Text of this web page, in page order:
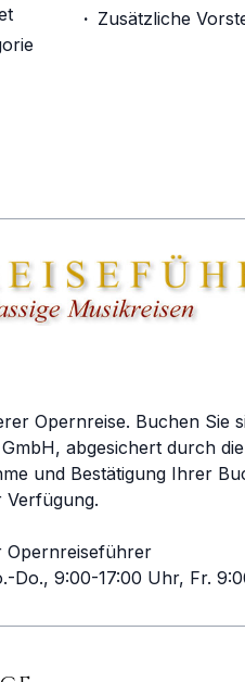
· Zusätzliche
Opernreise. Buchen Sie
abgesichert durch
und Bestätigung Ihrer
Opernreiseführer
Do., 9:00-17:00 Uhr, Fr.